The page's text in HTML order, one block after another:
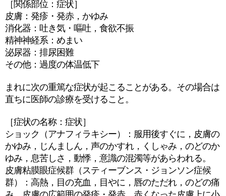
［関係部位：症状］
皮膚：発疹・発赤，かゆみ
消化器：吐き気・嘔吐，食欲不振
精神神経系：めまい
泌尿器：排尿困難
その他：過度の体温低下
まれに次の重篤な症状が起こることがある。その場合は
直ちに医師の診療を受けること。
［症状の名称：症状］
ショック（アナフィラキシー）：服用後すぐに，皮膚の
かゆみ，じんましん，声のかすれ，くしゃみ，のどのか
ゆみ，息苦しさ，動悸，意識の混濁等があらわれる。
皮膚粘膜眼症候群（スティーブンス・ジョンソン症候
群）：高熱，目の充血，目やに，唇のただれ，のどの痛